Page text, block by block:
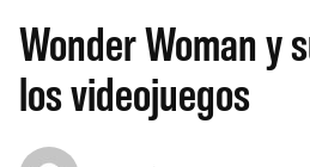
Wonder Woman y
los videojuegos